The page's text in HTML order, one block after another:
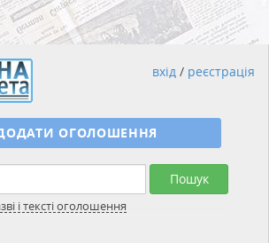
Пошук
і тексті оголошення
ОГОЛОШЕННЯ
вхід / реєстрація